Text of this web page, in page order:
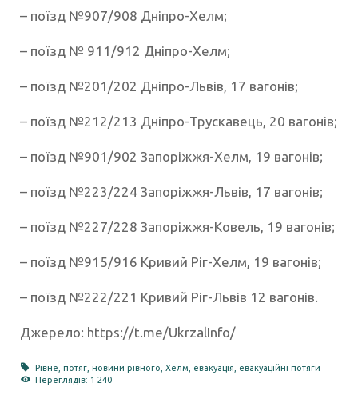
– поїзд №907/908 Дніпро-Хелм;
– поїзд № 911/912 Дніпро-Хелм;
– поїзд №201/202 Дніпро-Львів, 17 вагонів;
– поїзд №212/213 Дніпро-Трускавець, 20 вагонів;
– поїзд №901/902 Запоріжжя-Хелм, 19 вагонів;
– поїзд №223/224 Запоріжжя-Львів, 17 вагонів;
– поїзд №227/228 Запоріжжя-Ковель, 19 вагонів;
– поїзд №915/916 Кривий Ріг-Хелм, 19 вагонів;
– поїзд №222/221 Кривий Ріг-Львів 12 вагонів.
Джерело: https://t.me/UkrzalInfo/
Рівне ,потяг ,новини рівного ,Хелм евакуація
евакуаційні потяги
Переглядів: 1 240